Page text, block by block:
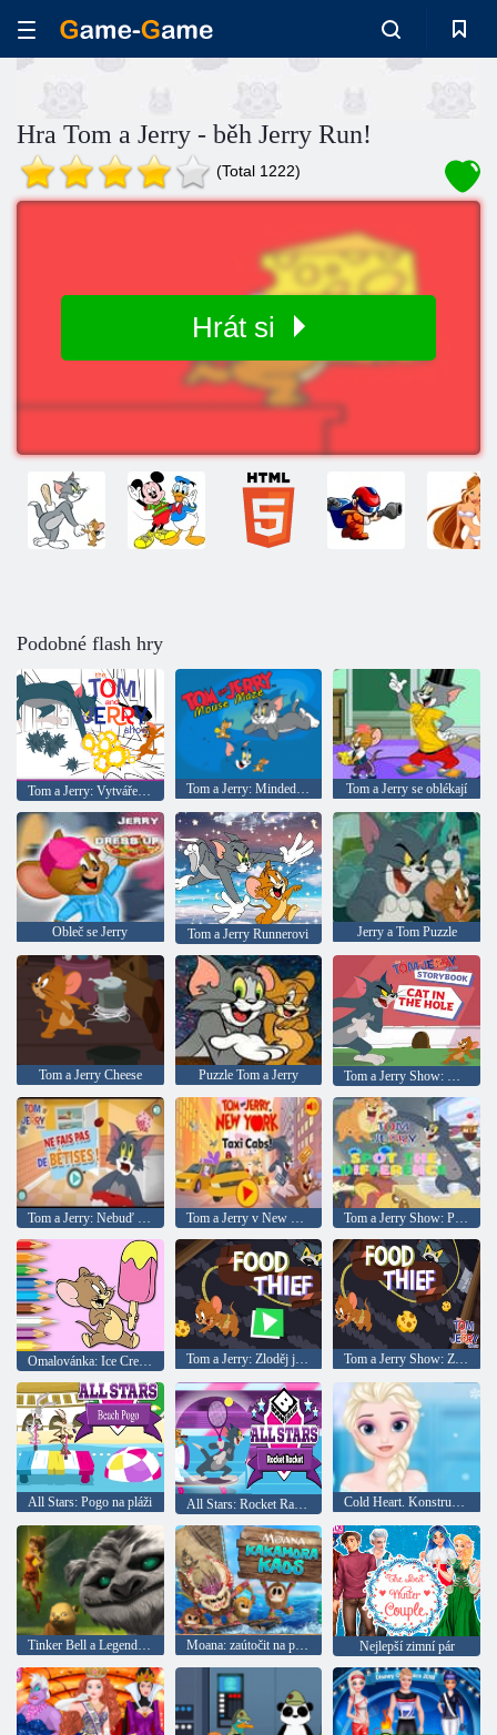
Hra Tom a Jerry - běh Jerry Run!
(Total 1222)
Hrát si
Podobné flash hry
Tom a Jerry: Vytváření scény Tom a Jerry: Minded myš Tom a Jerry se oblékají
Obleč se Jerry Tom a Jerry Runnerovi Jerry a Tom Puzzle
Tom a Jerry Cheese Puzzle Tom a Jerry Tom a Jerry Show: Kočka v díře
Tom a Jerry: Nebuď hloupý Tom a Jerry v New Yorku: Taxi Tom a Jerry Show: Poznejte rozdíly
Tom a Jerry: Zloděj jídla Tom a Jerry Show: Zloděj jídla
All Stars: Pogo na pláži All Stars: Rocket Racket Cold Heart. Konstrukční účesy
Tinker Bell a Legend of the Beast: Péče o zvířata Moana: zaútočit na piráty Nejlepší zimní pár